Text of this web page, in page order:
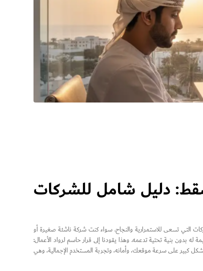
دليل شامل للشركات
التي تسعى للاستمرارية والنجاح. سواء كنت شركة ناشئة صغيرة أو
بدون بنية تحتية تدعمه. وهذا يقودنا إلى قرار حاسم لرواد الأعمال:
كبير على سرعة موقعك، وأمانه، وتجربة المستخدم الإجمالية، وهي